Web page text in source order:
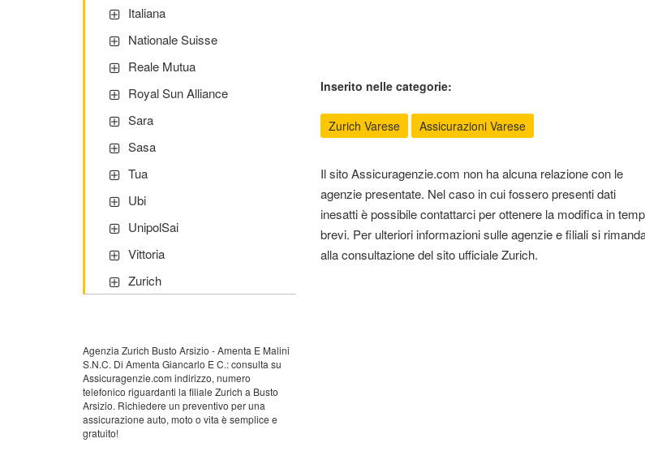
Inserito nelle categorie:
Zurich Varese Assicurazioni Varese
Il sito Assicuragenzie.com non ha alcuna relazione con le
agenzie presentate. Nel caso in cui fossero presenti dati
inesatti è possibile contattarci per ottenere la modifica in
brevi. Per ulteriori informazioni sulle agenzie e filiali si
alla consultazione del sito ufficiale Zurich.
Italiana
Nationale Suisse
Reale Mutua
Royal Sun Alliance
Sara
Sasa
Tua
Ubi
UnipolSai
Vittoria
Zurich
Agenzia Zurich Busto Arsizio - Amenta E Malini
S.N.C. Di Amenta Giancarlo E C.: consulta su
Assicuragenzie.com indirizzo, numero
telefonico riguardanti la filiale Zurich a Busto
Arsizio. Richiedere un preventivo per una
assicurazione auto, moto o vita è semplice e
gratuito!